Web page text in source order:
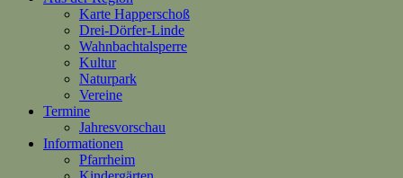
Karte Happerschoß
Drei-Dörfer-Linde
Wahnbachtalsperre
Kultur
Naturpark
Vereine
Termine
Jahresvorschau
Informationen
Pfarrheim